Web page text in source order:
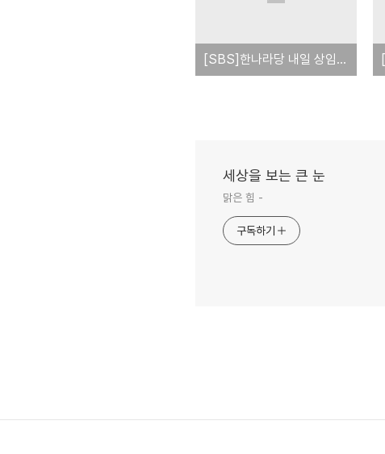
[SBS]한나라당 내일 상임전국위…당 분열 가시화?
세상을 보는 큰 눈
맑은 힘 -
구독하기